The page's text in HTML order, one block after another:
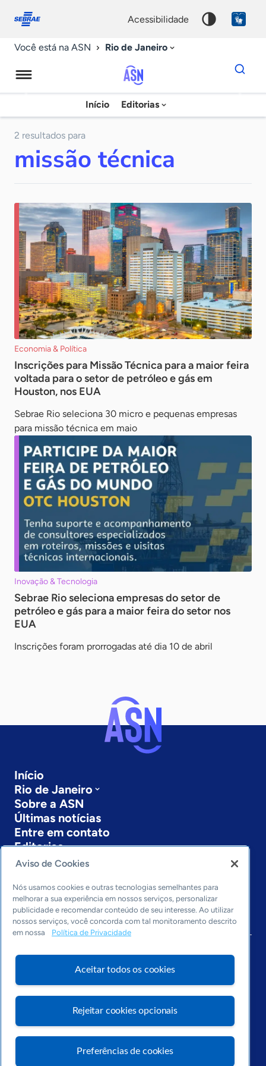
conosco
acessibilidade
Você está na ASN Rio de Janeiro
Agência
Sebrae
Notícias
Início Editorias
Dados
para
chave
2 resultados para
missão técnica
Economia & Política
Inscrições para Missão Técnica para a maior feira
voltada para o setor de petróleo e gás em
Houston, nos EUA
Sebrae Rio seleciona 30 micro e pequenas empresas
para missão técnica em maio
Inovação & Tecnologia
Sebrae Rio seleciona empresas do setor de
petróleo e gás para a maior feira do setor nos
EUA
Inscrições foram prorrogadas até dia 10 de abril
Início
Rio de Janeiro
Sobre a ASN
Últimas notícias
Entre em contato
Editorias
Economia & Política
Inovação & Tecnologia
Cultura empreendedora
Dados
Arquivo
Aviso de Cookies
Nós usamos cookies e outras tecnologias semelhantes para
melhorar a sua experiência em nossos serviços, personalizar
publicidade e recomendar conteúdo de seu interesse. Ao utilizar
nossos serviços, você concorda com tal monitoramento descrito
em nossa
Política de Privacidade
Aceitar todos os cookies
Rejeitar cookies opcionais
Preferências de cookies